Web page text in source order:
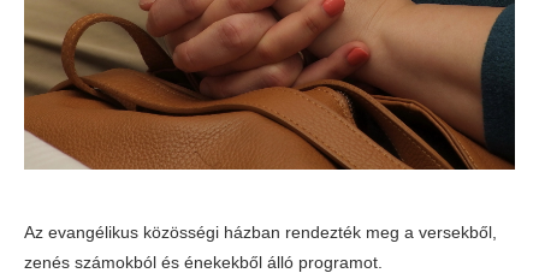
Az evangélikus közösségi házban rendezték meg a versekből,
zenés számokból és énekekből álló programot.